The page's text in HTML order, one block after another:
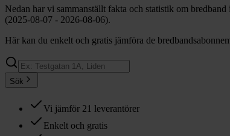
Nedan har vi sammanställt fakta och statistik om
(2025-08-07 - 2026-08-06).
Här kan du enkelt och gratis jämföra de
Sök
Vi jämför 21 leverantörer
Enkelt och gratis